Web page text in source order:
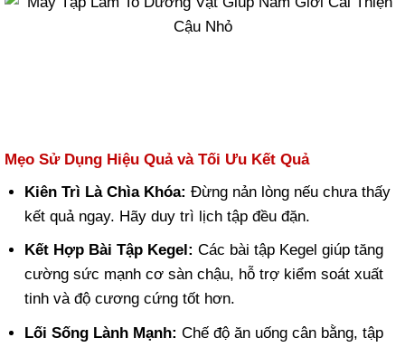
Mẹo Sử Dụng Hiệu Quả và Tối Ưu Kết Quả
Kiên Trì Là Chìa Khóa: Đừng nản lòng nếu chưa thấy
kết quả ngay. Hãy duy trì lịch tập đều đặn.
Kết Hợp Bài Tập Kegel: Các bài tập Kegel giúp tăng
cường sức mạnh cơ sàn chậu, hỗ trợ kiểm soát xuất
tinh và độ cương cứng tốt hơn.
Lối Sống Lành Mạnh: Chế độ ăn uống cân bằng, tập